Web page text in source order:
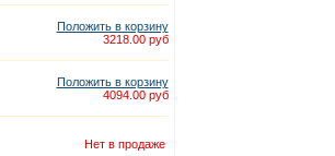
Положить в корзину
3218.00 руб
Положить в корзину
4094.00 руб
Нет в продаже